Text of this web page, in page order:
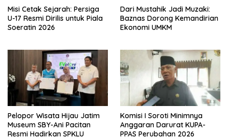
Misi Cetak Sejarah: Persiga
U-17 Resmi Dirilis untuk Piala
Soeratin 2026
Dari Mustahik Jadi Muzaki:
Baznas Dorong Kemandirian
Ekonomi UMKM
Pelopor Wisata Hijau Jatim
Museum SBY-Ani Pacitan
Resmi Hadirkan SPKLU
Komisi I Soroti Minimnya
Anggaran Darurat KUPA-
PPAS Perubahan 2026